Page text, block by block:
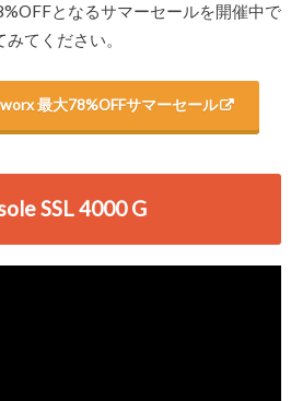
となるサマーセールを開催中で
てください。
最大78%OFFサマーセール
SSL 4000 G